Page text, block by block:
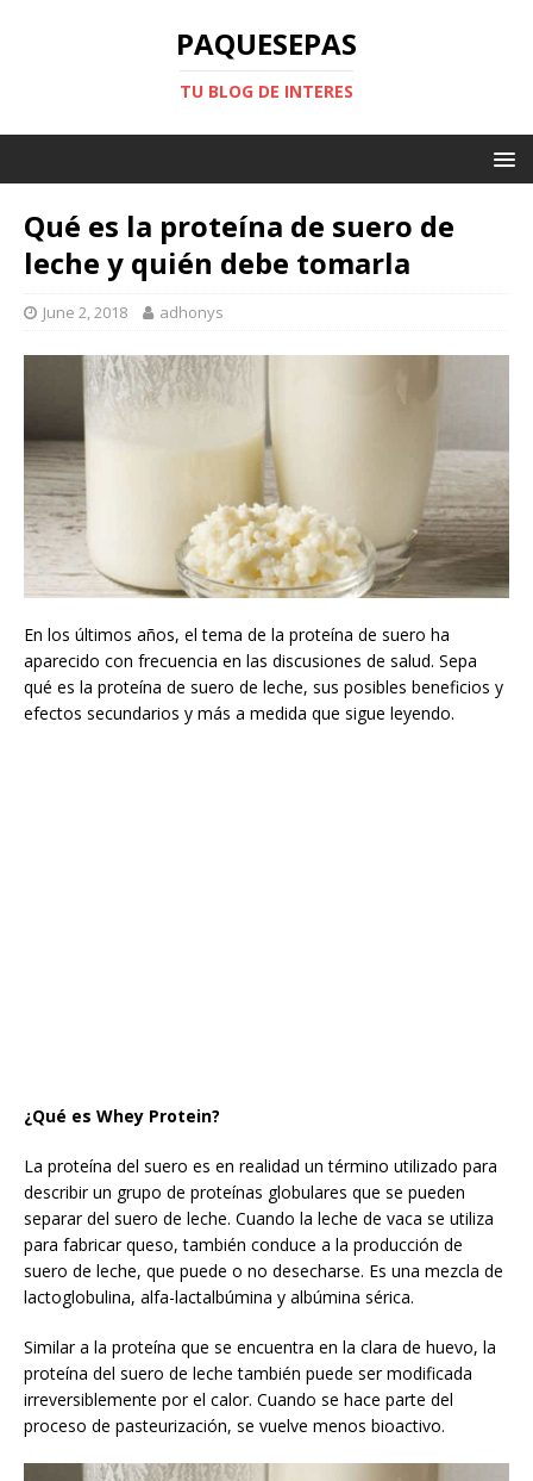
PAQUESEPAS
TU BLOG DE INTERES
Qué es la proteína de suero de
leche y quién debe tomarla
June 2, 2018 adhonys
En los últimos años, el tema de la proteína de suero ha
aparecido con frecuencia en las discusiones de salud. Sepa
qué es la proteína de suero de leche, sus posibles beneficios y
efectos secundarios y más a medida que sigue leyendo.
¿Qué es Whey Protein?
La proteína del suero es en realidad un término utilizado para
describir un grupo de proteínas globulares que se pueden
separar del suero de leche. Cuando la leche de vaca se utiliza
para fabricar queso, también conduce a la producción de
suero de leche, que puede o no desecharse. Es una mezcla de
lactoglobulina, alfa-lactalbúmina y albúmina sérica.
Similar a la proteína que se encuentra en la clara de huevo, la
proteína del suero de leche también puede ser modificada
irreversiblemente por el calor. Cuando se hace parte del
proceso de pasteurización, se vuelve menos bioactivo.